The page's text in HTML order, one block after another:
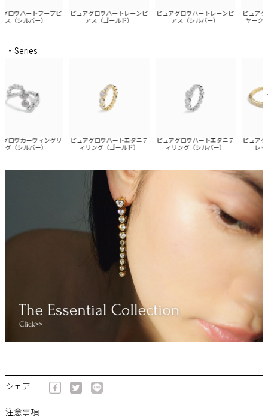
ウハートフープピ
（シルバー）
ピュアグロウハートレーンピ
アス（ゴールド）
ピュアグロウハートレーンピ
アス（シルバー）
ピュアグ
ヤークリ
・Series
ウカーヴィングリ
（シルバー）
ピュアグロウハートエタニテ
ィリング（ゴールド）
ピュアグロウハートエタニテ
ィリング（シルバー）
ピュアグ
レッ
シェア
注意事項 ＋